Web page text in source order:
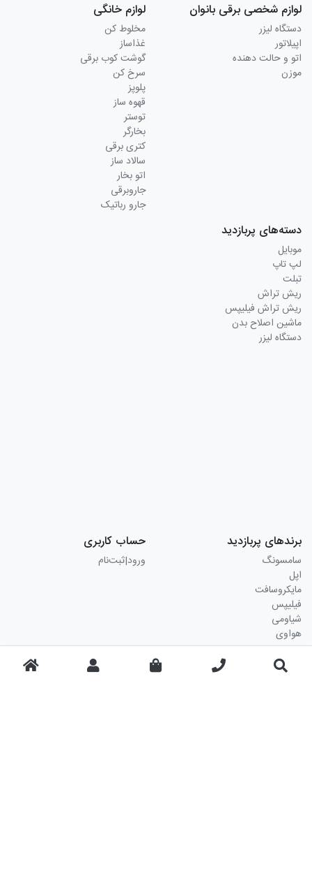
لوازم شخصی برقی بانوان
دستگاه لیزر
اپیلاتور
اتو و حالت دهنده
موزن
لوازم خانگی
مخلوط کن
غذاساز
گوشت کوب برقی
سرخ کن
پلوپز
قهوه ساز
توستر
بخارگر
کتری برقی
سالاد ساز
اتو بخار
جاروبرقی
جارو رباتیک
دسته‌های پربازدید
موبایل
لپ تاپ
تبلت
ریش تراش
ریش تراش فیلیپس
ماشین اصلاح بدن
دستگاه لیزر
برندهای پربازدید
سامسونگ
اپل
مایکروسافت
فیلیپس
شیاومی
هواوی
حساب کاربری
ورود|ثبت‌نام
تماس با ما